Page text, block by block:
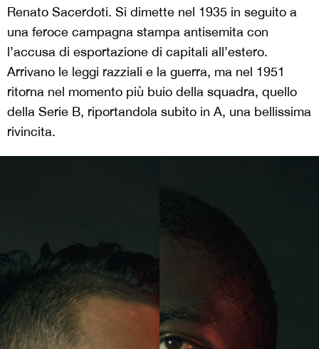
Renato Sacerdoti. Si dimette nel 1935 in seguito a
una feroce campagna stampa antisemita con
l’accusa di esportazione di capitali all’estero.
Arrivano le leggi razziali e la guerra, ma nel 1951
ritorna nel momento più buio della squadra, quello
della Serie B, riportandola subito in A, una bellissima
rivincita.